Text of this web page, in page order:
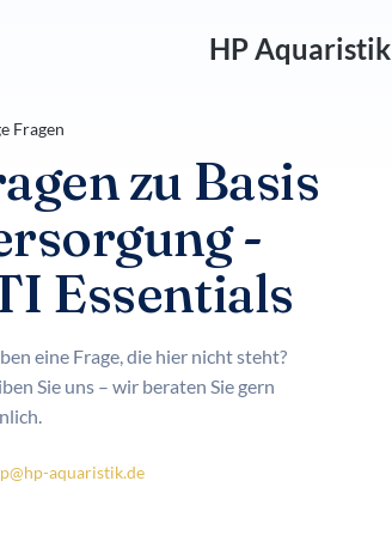
HP Aquaristik
Fragen
zu Basis
-
Essentials
eine Frage, die hier nicht steht?
Sie uns – wir beraten Sie gern
aquaristik.de